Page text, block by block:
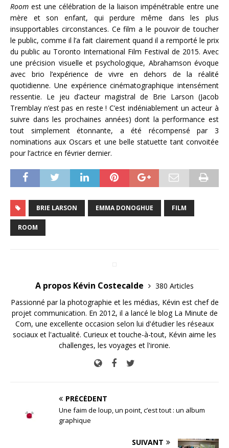
Room est une célébration de la liaison impénétrable entre une
mère et son enfant, qui perdure même dans les plus
insupportables circonstances. Ce film a le pouvoir de toucher
le public, comme il l’a fait clairement quand il a remporté le prix
du public au Toronto International Film Festival de 2015. Avec
une précision visuelle et psychologique, Abrahamson évoque
avec brio l’expérience de vivre en dehors de la réalité
quotidienne. Une expérience cinématographique intensément
ressentie. Le jeu d’acteur magistral de Brie Larson (Jacob
Tremblay n’est pas en reste ! C’est indéniablement un acteur à
suivre dans les prochaines années) dont la performance est
tout simplement étonnante, a été récompensé par 3
nominations aux Oscars et une belle statuette tant convoitée
pour l’actrice en février dernier.
BRIE LARSON EMMA DONOGHUE FILM
ROOM
A propos Kévin Costecalde
380 Articles
Passionné par la photographie et les médias, Kévin est chef de
projet communication. En 2012, il a lancé le blog La Minute de
Com, une excellente occasion selon lui d'étudier les réseaux
sociaux et l'actualité. Curieux et touche-à-tout, Kévin aime les
challenges, les voyages et l'ironie.
PRÉCÉDENT
Une faim de loup, un point, c’est tout : un album
graphique
SUIVANT